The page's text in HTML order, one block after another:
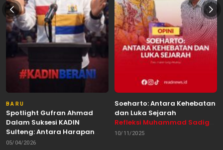
BARU
Spotlight Gufran Ahmad
Dalam Suksesi KADIN
Sulteng: Antara Harapan
dan Kebutuhan Perubahan
05/04/2026
Soeharto: Antara Kehebatan
dan Luka Sejarah
Refleksi Muhammad Sadig
Alhabsyie, Akademisi UIN
10/11/2025